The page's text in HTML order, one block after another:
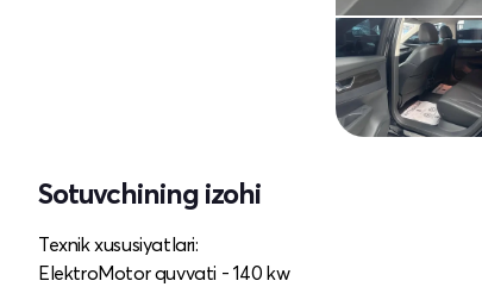
Sotuvchining izohi
Texnik xususiyatlari:
ElektroMotor quvvati - 140 kw